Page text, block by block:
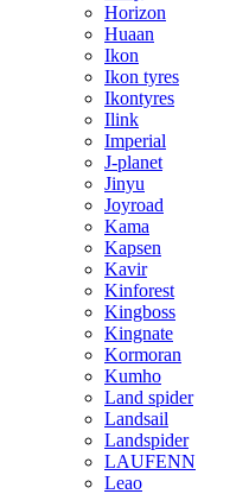
Horizon
Huaan
Ikon
Ikon tyres
Ikontyres
Ilink
Imperial
J-planet
Jinyu
Joyroad
Kama
Kapsen
Kavir
Kinforest
Kingboss
Kingnate
Kormoran
Kumho
Land spider
Landsail
Landspider
LAUFENN
Leao